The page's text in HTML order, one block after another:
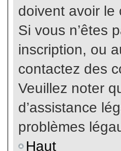
doivent avoir le
Si vous n’êtes
inscription, ou
contactez des
Veuillez noter
d’assistance
problèmes
Haut